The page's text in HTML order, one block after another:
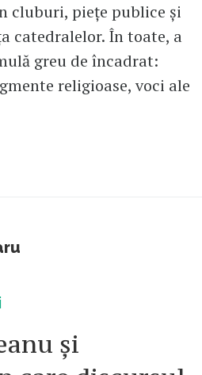
cluburi, piețe publice și
catedralelor. În toate, a
greu de încadrat:
religioase, voci ale
și